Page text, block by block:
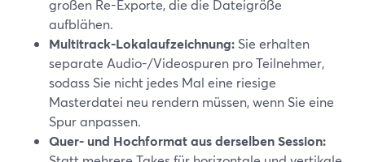
großen Re-Exporte, die die Dateigröße
aufblähen.
Multitrack-Lokalaufzeichnung: Sie erhalten
separate Audio-/Videospuren pro Teilnehmer,
sodass Sie nicht jedes Mal eine riesige
Masterdatei neu rendern müssen, wenn Sie eine
Spur anpassen.
Quer- und Hochformat aus derselben Session: